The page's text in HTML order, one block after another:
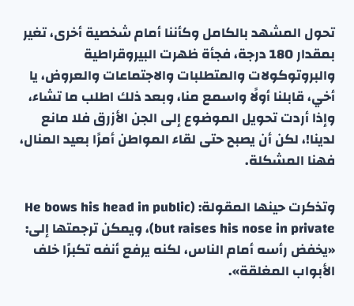
تحول المشهد بالكامل وكأننا أمام شخصية أخرى، تغير
بمقدار 180 درجة، فجأة ظهرت البيروقراطية
والبروتوكولات والمتطلبات والاجتماعات والعروض، يا
أخي، قابلنا أولًا واسمع منا، وبعد ذلك اطلب ما تشاء،
وإذا أردت تحويل الموضوع إلى الجن الأزرق فلا مانع
لدينا!، لكن أن يصبح حتى لقاء المواطن أمرًا بعيد المنال،
فهنا المشكلة.
وتذكرت حينها المقولة: (He bows his head in public
but raises his nose in private)، ويمكن ترجمتها إلى:
«يخفض رأسه أمام الناس، لكنه يرفع أنفه تكبرًا خلف
الأبواب المغلقة».